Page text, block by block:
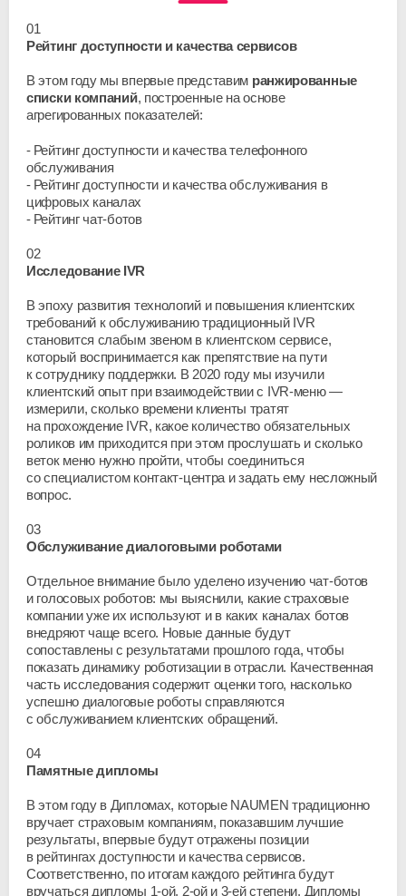
01
Рейтинг доступности и качества сервисов
В этом году мы впервые представим ранжированные
списки компаний, построенные на основе
агрегированных показателей:
Рейтинг доступности и качества телефонного
обслуживания
Рейтинг доступности и качества обслуживания в
цифровых каналах
Рейтинг чат-ботов
02
Исследование IVR
В эпоху развития технологий и повышения клиентских
требований к обслуживанию традиционный IVR
становится слабым звеном в клиентском сервисе,
который воспринимается как препятствие на пути
к сотруднику поддержки. В 2020 году мы изучили
клиентский опыт при взаимодействии с IVR-меню—
измерили, сколько времени клиенты тратят
на прохождение IVR, какое количество обязательных
роликов им приходится при этом прослушать и сколько
веток меню нужно пройти, чтобы соединиться
со специалистом контакт-центра и задать ему несложный
вопрос.
03
Обслуживание диалоговыми роботами
Отдельное внимание было уделено изучению чат-ботов
и голосовых роботов: мы выяснили, какие страховые
компании уже их используют и в каких каналах ботов
внедряют чаще всего. Новые данные будут
сопоставлены с результатами прошлого года, чтобы
показать динамику роботизации в отрасли. Качественная
часть исследования содержит оценки того, насколько
успешно диалоговые роботы справляются
с обслуживанием клиентских обращений.
04
Памятные дипломы
В этом году в Дипломах, которые NAUMEN традиционно
вручает страховым компаниям, показавшим лучшие
результаты, впервые будут отражены позиции
в рейтингах доступности и качества сервисов.
Соответственно, по итогам каждого рейтинга будут
вручаться дипломы 1-ой, 2-ойи 3-ейстепени. Дипломы